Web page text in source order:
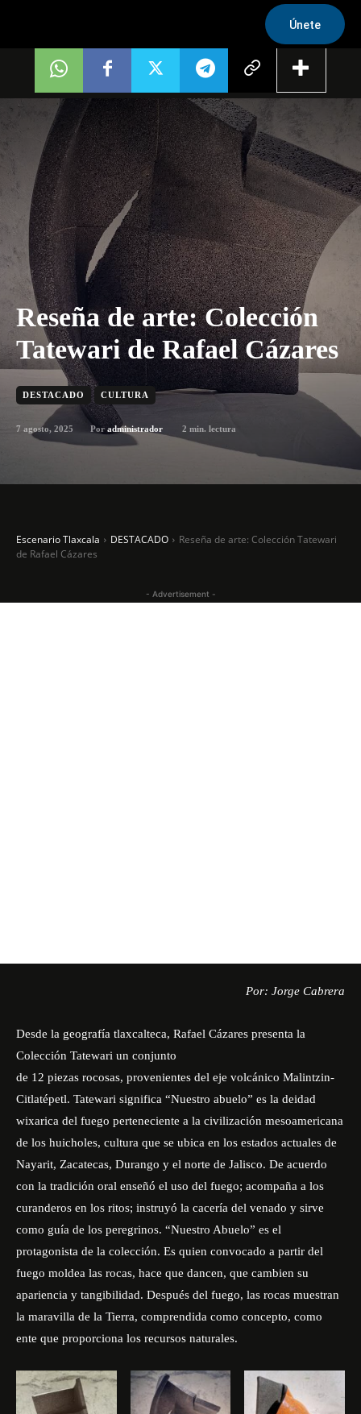
Únete
Reseña de arte: Colección
Tatewari de Rafael Cázares
DESTACADO CULTURA
7 agosto, 2025 Por administrador 2 min. lectura
Escenario Tlaxcala DESTACADO
Reseña de arte: Colección Tatewari
de Rafael Cázares
- Advertisement -
Por: Jorge Cabrera
Desde la geografía tlaxcalteca, Rafael Cázares presenta la
Colección Tatewari un conjunto
de 12 piezas rocosas, provenientes del eje volcánico Malintzin-
Citlatépetl. Tatewari significa “Nuestro abuelo” es la deidad
wixarica del fuego perteneciente a la civilización mesoamericana
de los huicholes, cultura que se ubica en los estados actuales de
Nayarit, Zacatecas, Durango y el norte de Jalisco. De acuerdo
con la tradición oral enseñó el uso del fuego; acompaña a los
curanderos en los ritos; instruyó la cacería del venado y sirve
como guía de los peregrinos. “Nuestro Abuelo” es el
protagonista de la colección. Es quien convocado a partir del
fuego moldea las rocas, hace que dancen, que cambien su
apariencia y tangibilidad. Después del fuego, las rocas muestran
la maravilla de la Tierra, comprendida como concepto, como
ente que proporciona los recursos naturales.